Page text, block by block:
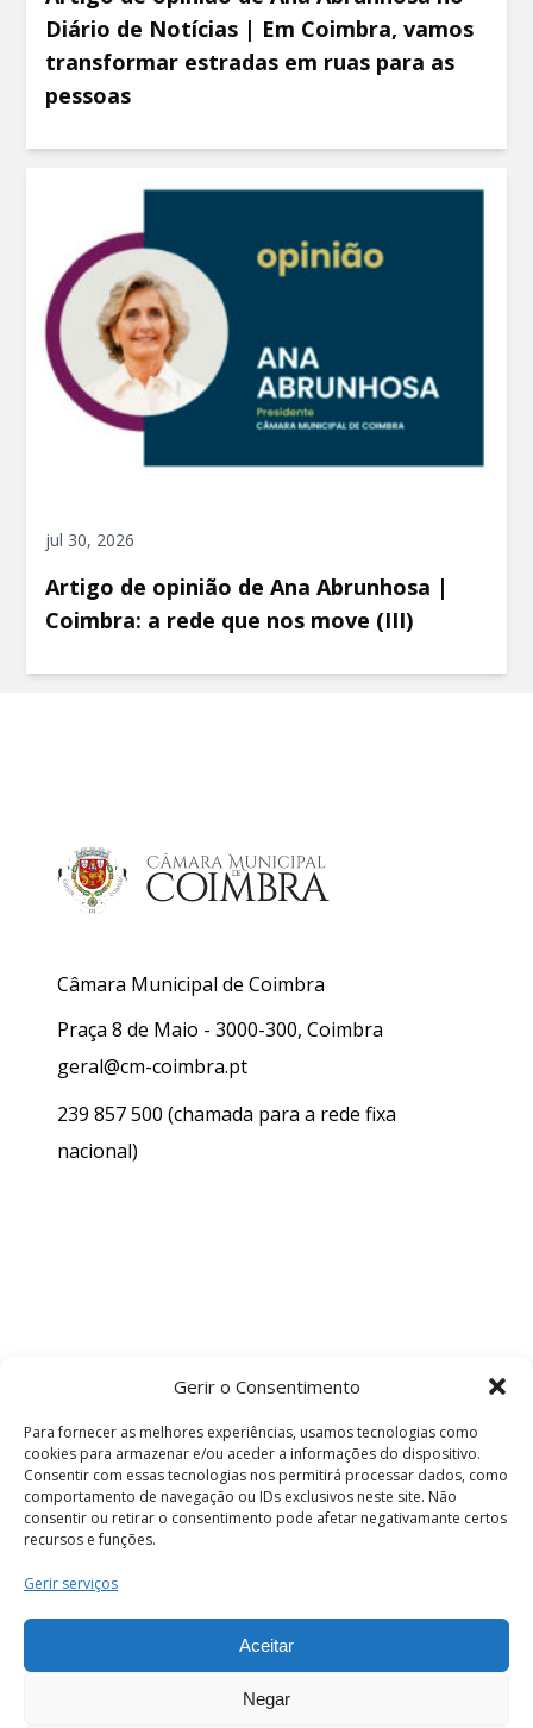
Gerir o Consentimento
Para fornecer as melhores experiências, usamos tecnologias como
cookies para armazenar e/ou aceder a informações do dispositivo.
Consentir com essas tecnologias nos permitirá processar dados, como
comportamento de navegação ou IDs exclusivos neste site. Não
consentir ou retirar o consentimento pode afetar negativamante certos
recursos e funções.
Gerir serviços
Aceitar
Negar
Diário de Notícias | Em Coimbra, vamos
transformar estradas em ruas para as
pessoas
jul 30, 2026
Artigo de opinião de Ana Abrunhosa |
Coimbra: a rede que nos move (III)
Câmara Municipal de Coimbra
Praça 8 de Maio - 3000-300, Coimbra
geral@cm-coimbra.pt
239 857 500 (chamada para a rede fixa
nacional)
Termos e Condições
os direitos reservados.